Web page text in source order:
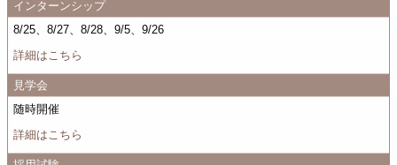
インターンシップ
8/25、8/27、8/28、9/5、9/26
詳細はこちら
見学会
随時開催
詳細はこちら